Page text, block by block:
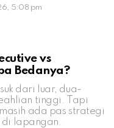
5:08 pm
vs
Bedanya?
dari luar, dua-
tinggi. Tapi
ada pas strategi
di lapangan.